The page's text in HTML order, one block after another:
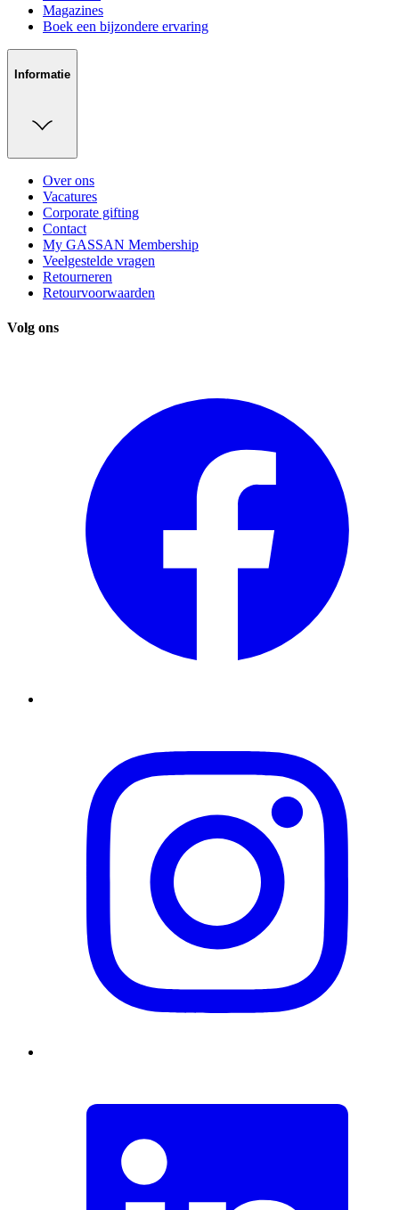
Magazines
Boek een bijzondere ervaring
Informatie
Over ons
Vacatures
Corporate gifting
Contact
My GASSAN Membership
Veelgestelde vragen
Retourneren
Retourvoorwaarden
Volg ons